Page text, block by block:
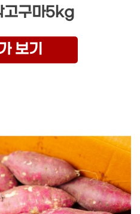
고구마5kg
보기